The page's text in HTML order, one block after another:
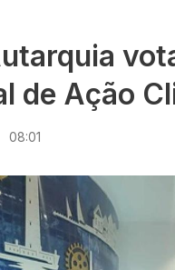
de Ação
08:01